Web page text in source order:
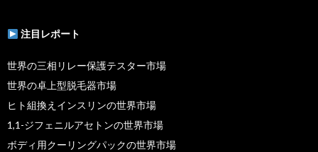
注目レポート
世界の三相リレー保護テスター市場
世界の卓上型脱毛器市場
ヒト組換えインスリンの世界市場
1,1-ジフェニルアセトンの世界市場
ボディ用クーリングパックの世界市場